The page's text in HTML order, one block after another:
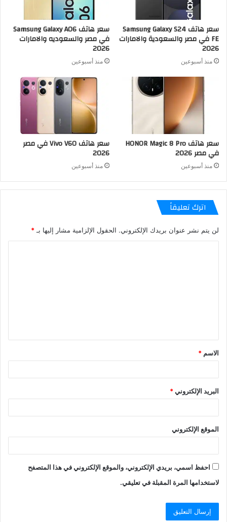
سعر هاتف Samsung Galaxy S24
FE في مصر والسعودية والامارات
2026
منذ أسبوعين
سعر هاتف Samsung Galaxy A06
في مصر والسعوديه والامارات
2026
منذ أسبوعين
سعر هاتف HONOR Magic 8 Pro
في مصر 2026
منذ أسبوعين
سعر هاتف Vivo V60 في مصر
2026
منذ أسبوعين
اترك تعليقاً
لن يتم نشر عنوان بريدك الإلكتروني. الحقول الإلزامية مشار إليها بـ *
الاسم *
البريد الإلكتروني*
الموقع الإلكتروني
احفظ اسمي، بريدي الإلكتروني، والموقع الإلكتروني في هذا المتصفح
لاستخدامها المرة المقبلة في تعليقي.